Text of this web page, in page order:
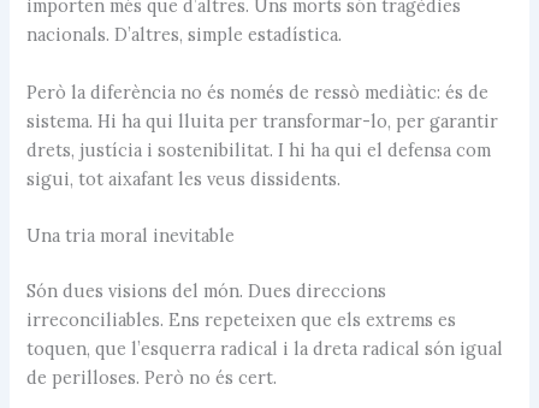
importen més que d’altres. Uns morts són tragèdies
nacionals. D’altres, simple estadística.
Però la diferència no és només de ressò mediàtic: és de
sistema. Hi ha qui lluita per transformar-lo, per garantir
drets, justícia i sostenibilitat. I hi ha qui el defensa com
sigui, tot aixafant les veus dissidents.
Una tria moral inevitable
Són dues visions del món. Dues direccions
irreconciliables. Ens repeteixen que els extrems es
toquen, que l’esquerra radical i la dreta radical són igual
de perilloses. Però no és cert.